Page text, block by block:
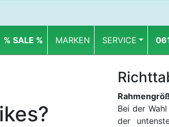
% SALE % MARKEN SERVICE
Bei der
der